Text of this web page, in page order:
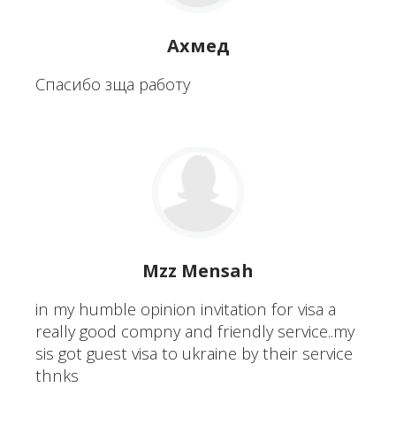
Ахмед
Спасибо зща работу
Mzz Mensah
in my humble opinion invitation for visa a
really good compny and friendly service..my
sis got guest visa to ukraine by their service
thnks